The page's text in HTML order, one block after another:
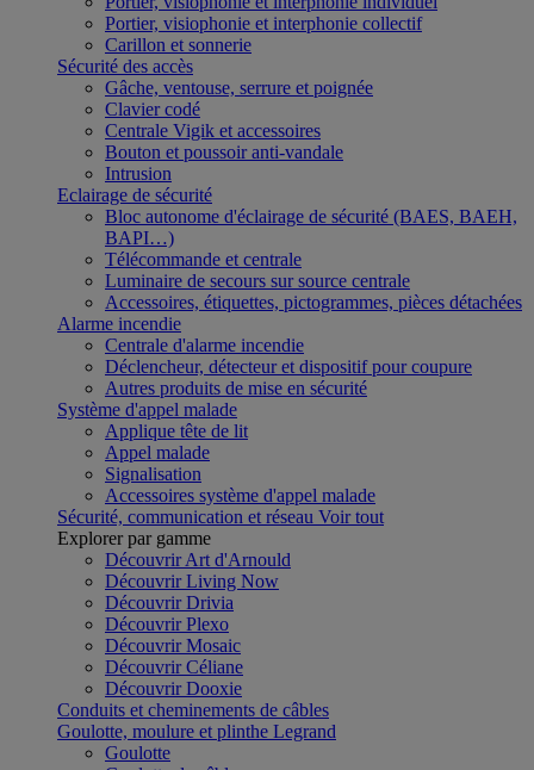
Portier, visiophonie et interphonie collectif
Carillon et sonnerie
Sécurité des accès
Gâche, ventouse, serrure et poignée
Clavier codé
Centrale Vigik et accessoires
Bouton et poussoir anti-vandale
Intrusion
Eclairage de sécurité
Bloc autonome d'éclairage de sécurité (BAES, BAEH,
BAPI…)
Télécommande et centrale
Luminaire de secours sur source centrale
Accessoires, étiquettes, pictogrammes, pièces détachées
Alarme incendie
Centrale d'alarme incendie
Déclencheur, détecteur et dispositif pour coupure
Autres produits de mise en sécurité
Système d'appel malade
Applique tête de lit
Appel malade
Signalisation
Accessoires système d'appel malade
Sécurité, communication et réseau Voir tout
Explorer par gamme
Découvrir Art d'Arnould
Découvrir Living Now
Découvrir Drivia
Découvrir Plexo
Découvrir Mosaic
Découvrir Céliane
Découvrir Dooxie
Conduits et cheminements de câbles
Goulotte, moulure et plinthe Legrand
Goulotte